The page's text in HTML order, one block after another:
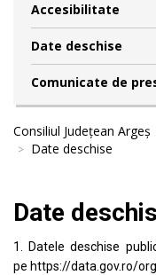
Accesibilitate
Date deschise
Comunicate de
Consiliul Județean Argeș
Date deschise
Date
1. Datele deschise
pe https://data.gov.ro/